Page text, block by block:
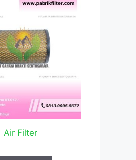
Air Filter